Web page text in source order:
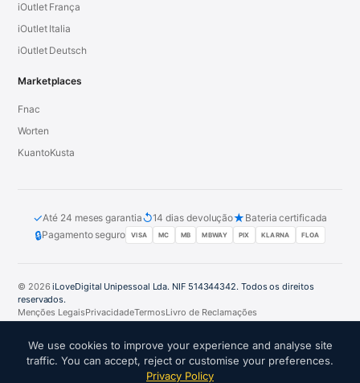
iOutlet França
iOutlet Italia
iOutlet Deutsch
Marketplaces
Fnac
Worten
KuantoKusta
✓Até 24 meses garantia↺14 dias devolução★ Bateria certificada
🔒Pagamento seguro VISA MC MB MBWAY PIX KLARNA FLOA
© 2026iLoveDigital Unipessoal Lda. NIF 514344342. Todos os direitos
reservados.
Menções LegaisPrivacidadeTermosLivro de Reclamações
We use cookies to improve your experience and analyse site
traffic. You can accept, reject or customise your preferences.
Privacy Policy